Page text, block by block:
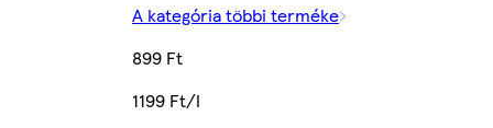
A kategória többi terméke
899 Ft
1199 Ft/l